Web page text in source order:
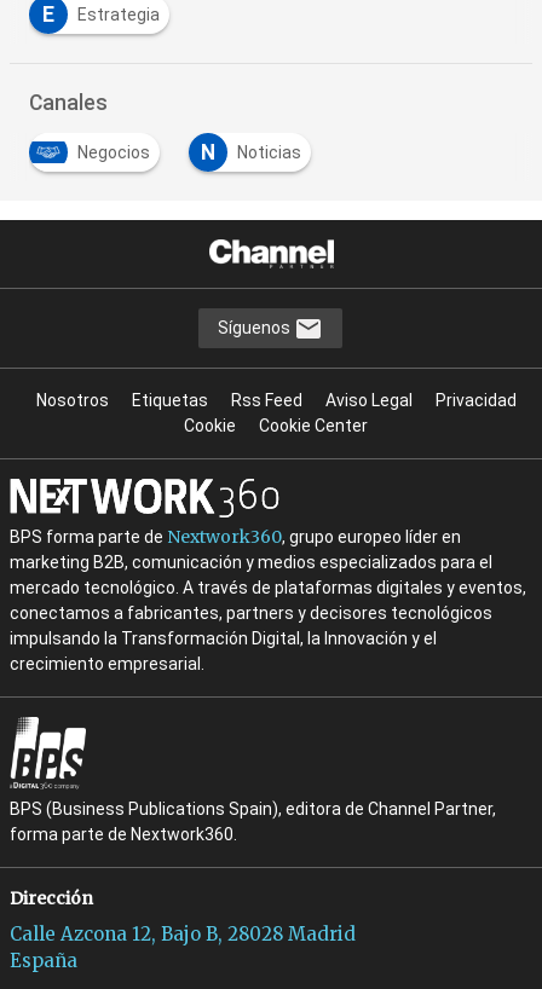
E Estrategia
Canales
Negocios N Noticias
Síguenos
Nosotros Etiquetas Rss Feed Aviso Legal
Privacidad
Cookie
Cookie Center
BPS forma parte de Nextwork360, grupo europeo líder en
marketing B2B, comunicación y medios especializados para el
mercado tecnológico. A través de plataformas digitales y eventos,
conectamos a fabricantes, partners y decisores tecnológicos
impulsando la Transformación Digital, la Innovación y el
crecimiento empresarial.
BPS (Business Publications Spain), editora de Channel Partner,
forma parte de Nextwork360.
Dirección
Calle Azcona 12, Bajo B, 28028 Madrid
España